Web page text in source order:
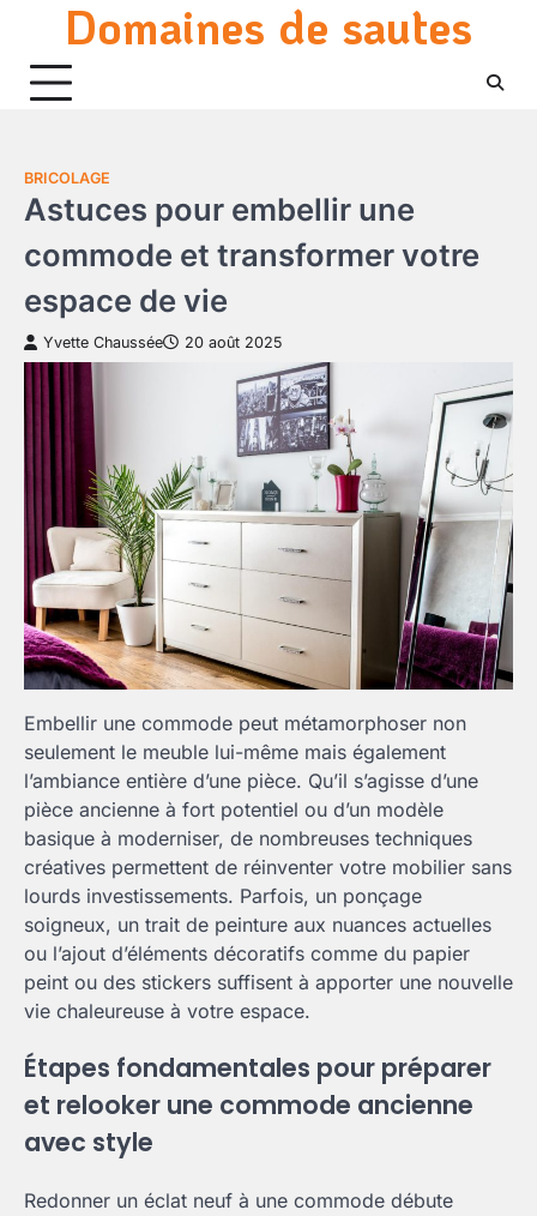
content
Domaines de sautes
BRICOLAGE
Astuces pour embellir une
commode et transformer votre
espace de vie
Yvette Chaussée 20 août 2025
Embellir une commode peut métamorphoser non
seulement le meuble lui-même mais également
l’ambiance entière d’une pièce. Qu’il s’agisse d’une
pièce ancienne à fort potentiel ou d’un modèle
basique à moderniser, de nombreuses techniques
créatives permettent de réinventer votre mobilier sans
lourds investissements. Parfois, un ponçage
soigneux, un trait de peinture aux nuances actuelles
ou l’ajout d’éléments décoratifs comme du papier
peint ou des stickers suffisent à apporter une nouvelle
vie chaleureuse à votre espace.
Étapes fondamentales pour préparer
et relooker une commode ancienne
avec style
Redonner un éclat neuf à une commode débute